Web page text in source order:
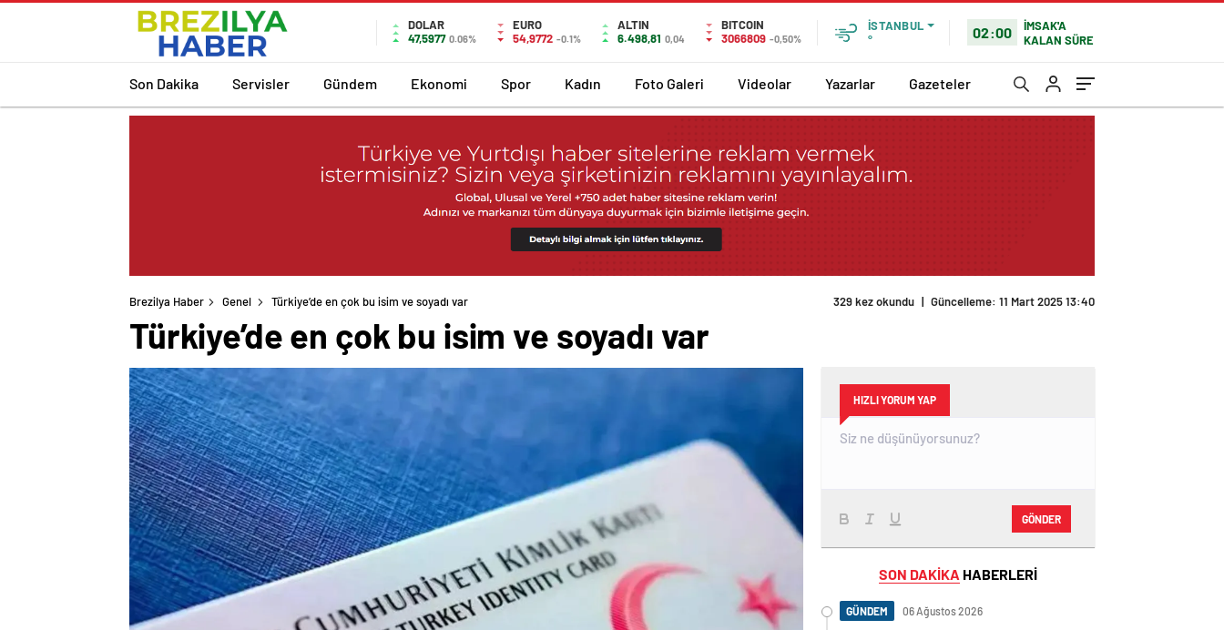
DOLAR
47,5977 0.06%
EURO
54,9772 -0.1%
ALTIN
6.498,81 0,04
BITCOIN
3066809 -0,50%
İSTANBUL
°
02:00
İMSAK'A
KALAN SÜRE
Son Dakika Servisler Gündem Ekonomi Spor Kadın Foto Galeri Videolar Yazarlar Gazeteler
Brezilya Haber Genel Türkiye’de en çok bu isim ve soyadı var
Türkiye’de en çok bu isim ve soyadı var
HIZLI YORUM YAP
GÖNDER
SON DAKİKA HABERLERİ
GÜNDEM 06 Ağustos 2026